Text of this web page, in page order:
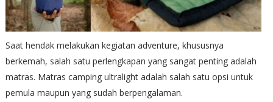
Saat hendak melakukan kegiatan adventure, khususnya
berkemah, salah satu perlengkapan yang sangat penting adalah
matras. Matras camping ultralight adalah salah satu opsi untuk
pemula maupun yang sudah berpengalaman.